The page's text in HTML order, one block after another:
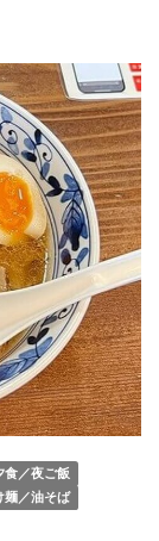
食／夜ご飯
麺／油そば